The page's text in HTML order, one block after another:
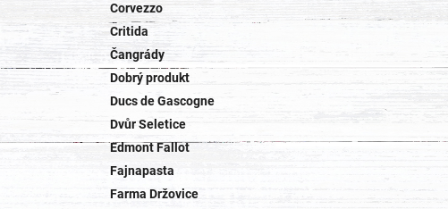
Corvezzo
Critida
Čangrády
Dobrý produkt
Ducs de Gascogne
Dvůr Seletice
Edmont Fallot
Fajnapasta
Farma Držovice